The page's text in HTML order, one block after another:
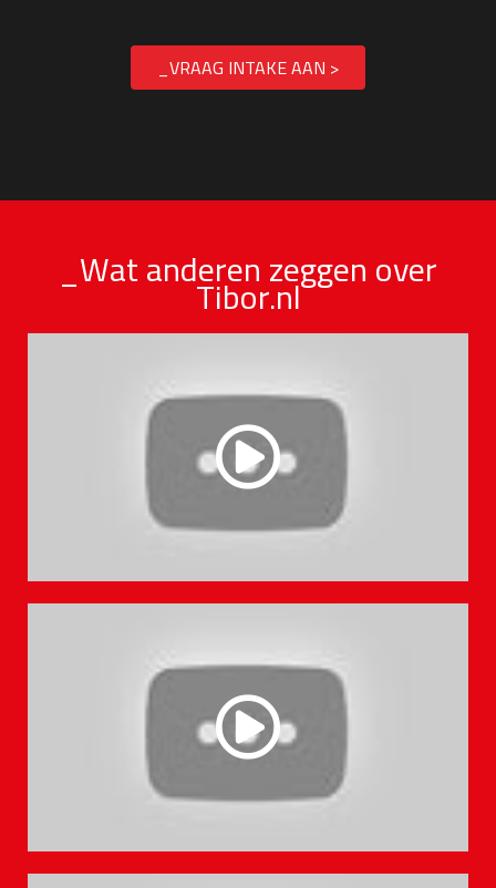
_VRAAG INTAKE AAN >
_Wat anderen zeggen over
Tibor.nl